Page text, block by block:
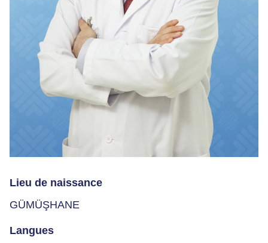
Lieu de naissance
GÜMÜŞHANE
Langues